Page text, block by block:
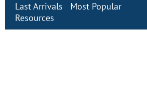
Last Arrivals
Most Popular
Resources